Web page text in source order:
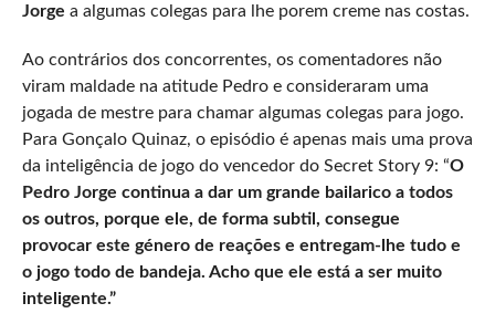
Jorge a algumas colegas para lhe porem creme nas costas.
Ao contrários dos concorrentes, os comentadores não
viram maldade na atitude Pedro e consideraram uma
jogada de mestre para chamar algumas colegas para jogo.
Para Gonçalo Quinaz, o episódio é apenas mais uma prova
da inteligência de jogo do vencedor do Secret Story 9: “O
Pedro Jorge continua a dar um grande bailarico a todos
os outros, porque ele, de forma subtil, consegue
provocar este género de reações e entregam-lhe tudo e
o jogo todo de bandeja. Acho que ele está a ser muito
inteligente.”